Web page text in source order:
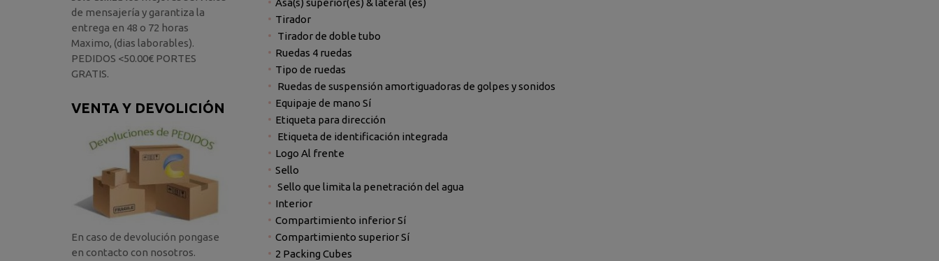
de mensajería y garantiza la
entrega en 48 o 72 horas
Maximo, (dias laborables).
PEDIDOS <50.00€ PORTES
GRATIS.
VENTA Y DEVOLICIÓN
En caso de devolución pongase
en contacto con nosotros.
Tirador
Tirador de doble tubo
Ruedas 4 ruedas
Tipo de ruedas
Ruedas de suspensión amortiguadoras de golpes y sonidos
Equipaje de mano Sí
Etiqueta para dirección
Etiqueta de identificación integrada
Logo Al frente
Sello
Sello que limita la penetración del agua
Interior
Compartimiento inferior Sí
Compartimiento superior Sí
2 Packing Cubes